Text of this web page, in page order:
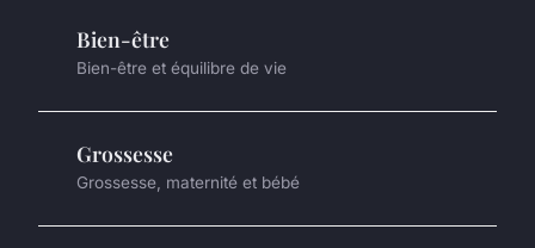
Bien-être
Bien-être et équilibre de vie
Grossesse
Grossesse, maternité et bébé